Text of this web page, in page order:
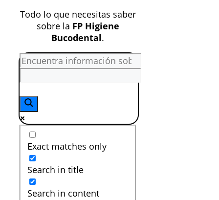
Todo lo que necesitas saber
sobre la FP Higiene
Bucodental.
Exact matches only
Search in title
Search in content